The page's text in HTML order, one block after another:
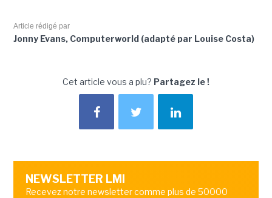
Article rédigé par
Jonny Evans, Computerworld (adapté par Louise Costa)
Cet article vous a plu? Partagez le !
NEWSLETTER LMI
Recevez notre newsletter comme plus de 50000